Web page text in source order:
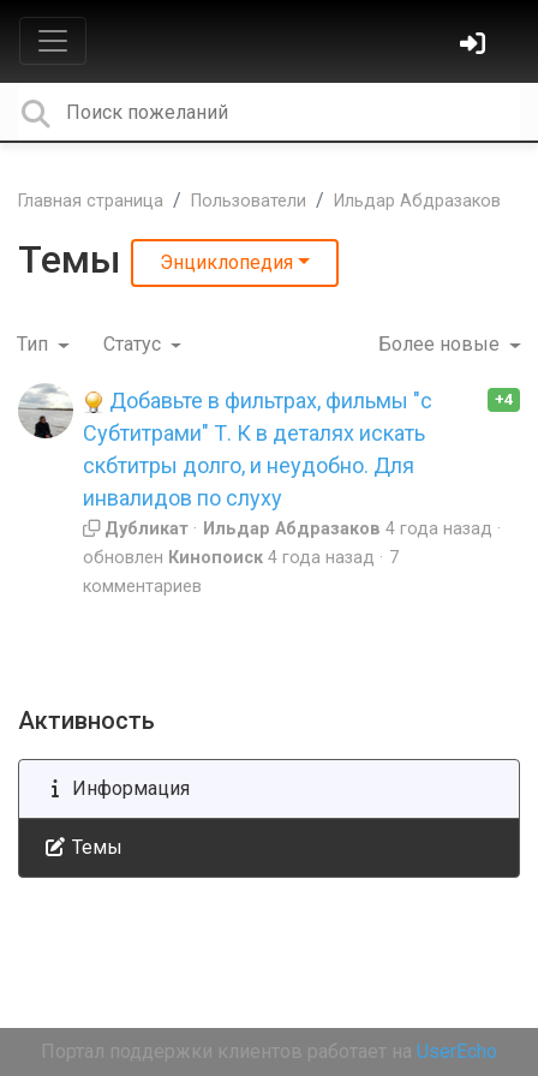
Главная страница Пользователи Ильдар Абдразаков
Темы Энциклопедия
Тип Статус Более новые
+4
Добавьте в фильтрах, фильмы "с
Субтитрами" Т. К в деталях искать
скбтитры долго, и неудобно. Для
инвалидов по слуху
Дубликат Ильдар Абдразаков 4 года назад
обновлен Кинопоиск 4 года назад
7
комментариев
Активность
Информация
Темы
Портал поддержки клиентов работает на UserEcho